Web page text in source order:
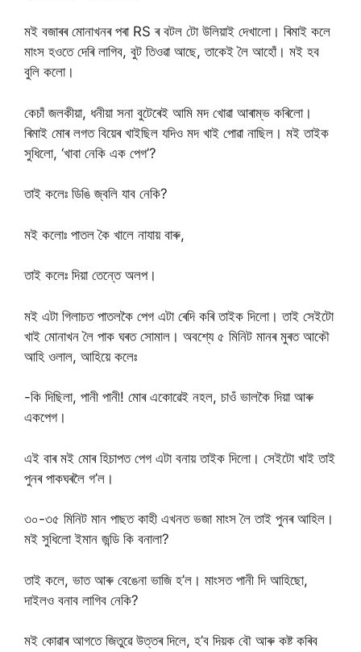
মই বজাৰৰ মোনাখনৰ পৰা RS ৰ বটল টো উলিয়াই দেখালো। ৰিমাই কলে
মাংস হওতে দেৰি লাগিব, বুট তিওৱা আছে, তাকেই লৈ আহোঁ। মই হব
বুলি কলো।
কেচাঁ জলকীয়া, ধনীয়া সনা বুটেৰেই আমি মদ খোৱা আৰাম্ভ কৰিলো।
ৰিমাই মোৰ লগত বিয়েৰ খাইছিল যদিও মদ খাই পোৱা নাছিল। মই তাইক
সুধিলো, ‘খাবা নেকি এক পেগ’?
তাই কলেঃ ডিঙি জ্বলি যাব নেকি?
মই কলোঃ পাতল কৈ খালে নাযায় বাৰু,
তাই কলেঃ দিয়া তেন্তে অলপ।
মই এটা গিলাচত পাতলকৈ পেগ এটা ৰেদি কৰি তাইক দিলো। তাই সেইটো
খাই মোনাখন লৈ পাক ঘৰত সোমাল। অবশ্যে ৫ মিনিট মানৰ মুৰত আকৌ
আহি ওলাল, আহিয়ে কলেঃ
-কি দিছিলা, পানী পানী! মোৰ একোৱেই নহল, চাওঁ ভালকৈ দিয়া আৰু
একপেগ।
এই বাৰ মই মোৰ হিচাপত পেগ এটা বনায় তাইক দিলো। সেইটো খাই তাই
পুনৰ পাকঘৰলৈ গ’ল।
৩০-৩৫ মিনিট মান পাছত কাহী এখনত ভজা মাংস লৈ তাই পুনৰ আহিল।
মই সুধিলো ইমান জন্ডি কি বনালা?
তাই কলে, ভাত আৰু বেঙেনা ভাজি হ’ল। মাংসত পানী দি আহিছো,
দাইলও বনাব লাগিব নেকি?
মই কোৱাৰ আগতে জিতুৱে উত্তৰ দিলে, হ’ব দিয়ক বৌ আৰু কষ্ট কৰিব